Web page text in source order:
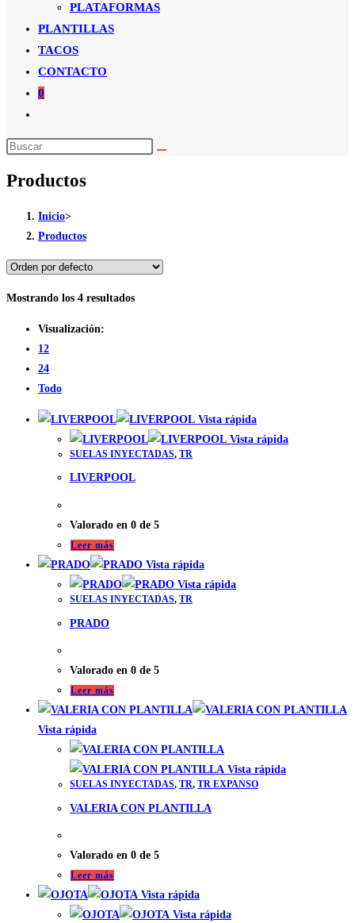
PLATAFORMAS
PLANTILLAS
TACOS
CONTACTO
0
de
la
Productos
Inicio>
Productos
Mostrando los 4 resultados
Visualización:
12
24
Todo
Vista rápida
Vista rápida
SUELAS INYECTADAS, TR
LIVERPOOL
Valorado en 0 de 5
Leer más
Vista rápida
Vista rápida
SUELAS INYECTADAS, TR
PRADO
Valorado en 0 de 5
Leer más
Vista rápida
Vista rápida
SUELAS INYECTADAS, TR, TR EXPANSO
VALERIA CON PLANTILLA
Valorado en 0 de 5
Leer más
Vista rápida
Vista rápida